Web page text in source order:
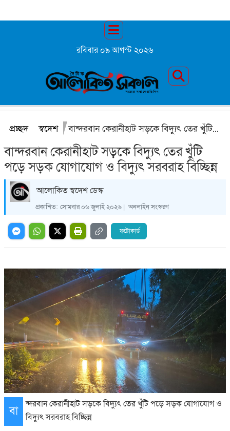
রবিবার ০৯ আগস্ট ২০২৬
প্রচ্ছদ স্বদেশ বান্দরবান কেরানীহাট সড়কে বিদ্যুৎ তের খুঁটি পড়ে সড়ক যোগাযোগ ও বিদ্যুৎ সরবরাহ বিচ্ছিন্ন
বান্দরবান কেরানীহাট সড়কে বিদ্যুৎ তের খুঁটি
পড়ে সড়ক যোগাযোগ ও বিদ্যুৎ সরবরাহ বিচ্ছিন্ন
আলোকিত স্বদেশ ডেস্ক
প্রকাশিত: সোমবার ০৬ জুলাই ২০২৬ | অনলাইন সংস্করণ
ফটোকার্ড
বা
ন্দরবান কেরানীহাট সড়কে বিদ্যুৎ তের খুঁটি পড়ে সড়ক যোগাযোগ ও
বিদ্যুৎ সরবরাহ বিচ্ছিন্ন